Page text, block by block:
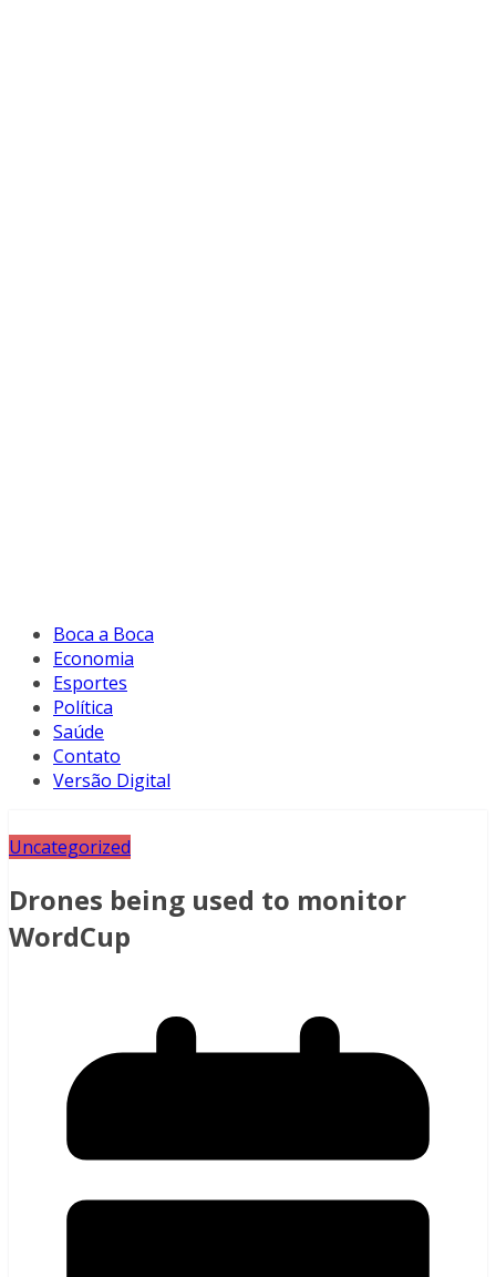
Boca a Boca
Economia
Esportes
Política
Saúde
Contato
Versão Digital
Uncategorized
Drones being used to monitor
WordCup